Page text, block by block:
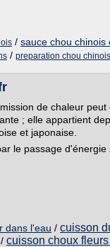
/ sauce chou chinois
/ preparation chou
de chaleur
; elle appartient
et japonaise.
le passage
dans l'eau / cuisson
/ cuisson choux